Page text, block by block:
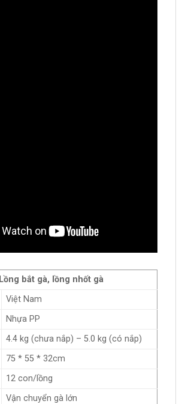
Lồng bắt gà, lồng nhốt gà
Việt Nam
Nhựa PP
4.4 kg (chưa nắp) – 5.0 kg (có nắp)
75 * 55 * 32cm
12 con/lồng
Vận chuyển gà lớn